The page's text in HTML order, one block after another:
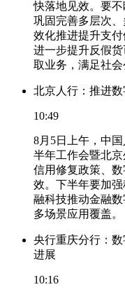
快落地见效。要
巩固完善多层次
效化推进提升支
进一步提升反假
取业务，满足社会
北京人行：推进
10:49
8月5日上午，中
半年工作会暨北
信用修复政策、
效。下半年要加
融科技推动金融
多场景应用覆盖。
央行重庆分行：
进展
10:16